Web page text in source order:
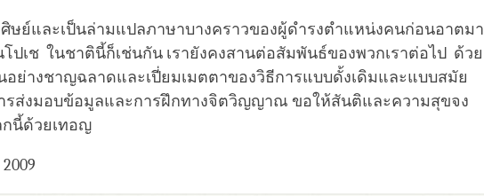
ศิษย์และเป็นล่ามแปลภาษาบางคราวของผู้ดำรงตำแหน่งคนก่อนอาตมา
ปเช ในชาตินี้ก็เช่นกัน เรายังคงสานต่อสัมพันธ์ของพวกเราต่อไป ด้วย
อย่างชาญฉลาดและเปี่ยมเมตตาของวิธีการแบบดั้งเดิมและแบบสมัย
รส่งมอบข้อมูลและการฝึกทางจิตวิญญาณ ขอให้สันติและความสุขจง
กนี้ด้วยเทอญ